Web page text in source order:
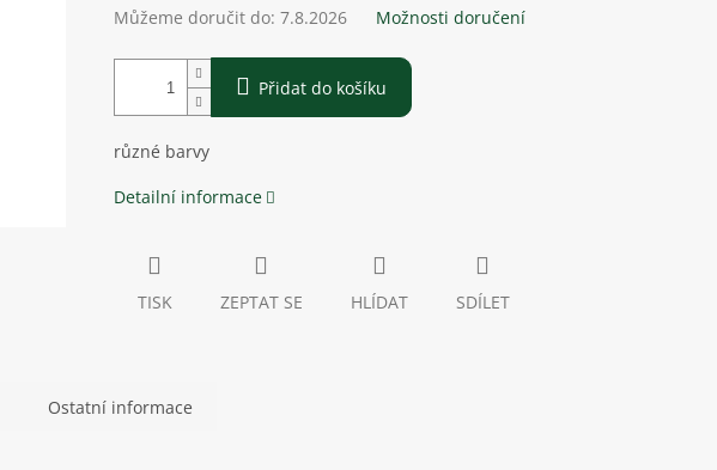
Můžeme doručit do: 7.8.2026 Možnosti doručení
Přidat do košíku
různé barvy
Detailní informace
TISK ZEPTAT SE HLÍDAT SDÍLET
Ostatní informace